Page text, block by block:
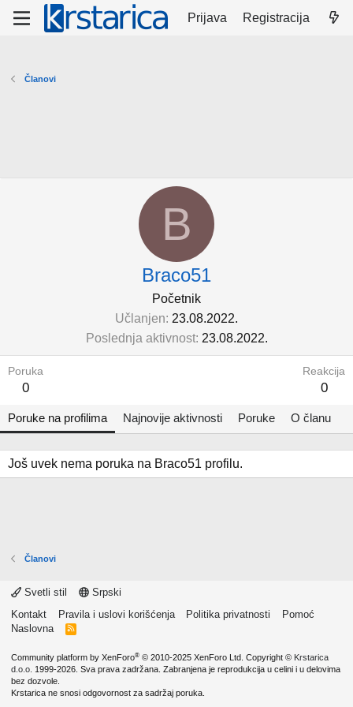
Prijava Registracija
Članovi
B
Braco51
Početnik
Učlanjen 23.08.2022.
Poslednja aktivnost 23.08.2022.
Poruka
0
Reakcija
0
Poruke na profilima Najnovije aktivnosti Poruke O članu
Još uvek nema poruka na Braco51 profilu.
Članovi
Svetli stil
Srpski
Kontakt
Pravila i uslovi korišćenja Politika privatnosti
Pomoć
Naslovna
R
Community platform by XenForo® © 2010-2025 XenForo Ltd. Copyright © Krstarica
d.o.o. 1999-2026. Sva prava zadržana. Zabranjena je reprodukcija u celini i u delovima
bez dozvole.
Krstarica ne snosi odgovornost za sadržaj poruka.